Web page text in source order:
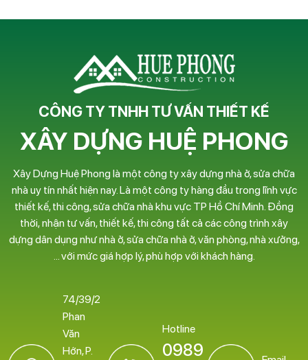
CÔNG TY TNHH TƯ VẤN THIẾT KẾ
XÂY DỰNG HUỆ PHONG
Xây Dựng Huệ Phong là một công ty xây dựng nhà ở, sửa chữa
nhà uy tín nhất hiện nay. Là một công ty hàng đầu trong lĩnh vực
thiết kế, thi công, sửa chữa nhà khu vực TP Hồ Chí Minh. Đồng
thời, nhận tư vấn, thiết kế, thi công tất cả các công trình xây
dựng dân dụng như nhà ở, sửa chữa nhà ở, văn phòng, nhà xưởng,
… với mức giá hợp lý, phù hợp với khách hàng.
74/39/2
Phan
Văn
Hớn, P.
Hotline
0989